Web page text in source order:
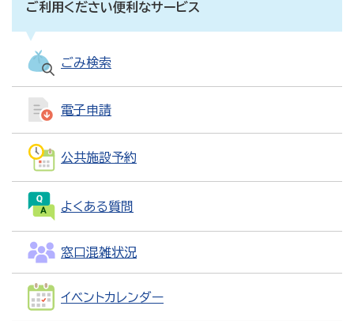
ご利用ください便利なサービス
ごみ検索
電子申請
公共施設予約
よくある質問
窓口混雑状況
イベントカレンダー